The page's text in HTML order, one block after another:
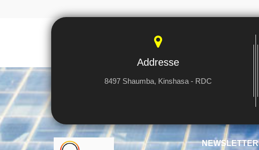
Addresse
8497 Shaumba, Kinshasa - RDC
NEWSLETTER